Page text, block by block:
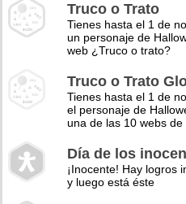
Truco o Trato
Tienes hasta el 1 de
un personaje de
web ¿Truco o trato?
Truco o Trato
Tienes hasta el 1 de
el personaje de
una de las 10 webs
Día de los
¡Inocente! Hay logros
y luego está éste